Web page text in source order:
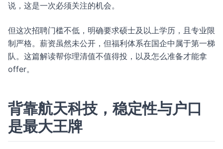
说，这是一次必须关注的机会。
但这次招聘门槛不低，明确要求硕士及以上学历，且专业限
制严格。薪资虽然未公开，但福利体系在国企中属于第一梯
队。这篇解读帮你理清值不值得投，以及怎么准备才能拿
offer。
背靠航天科技，稳定性与户口
是最大王牌